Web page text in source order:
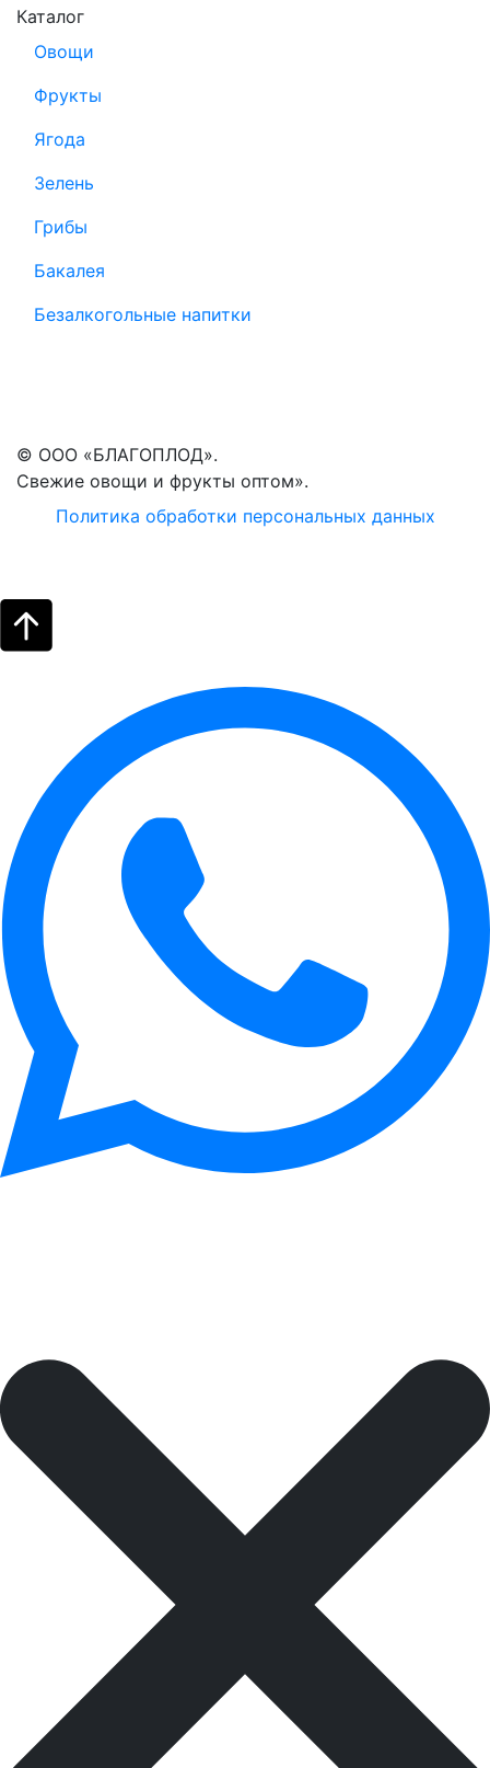
Каталог
Овощи
Фрукты
Ягода
Зелень
Грибы
Бакалея
Безалкогольные напитки
© ООО «БЛАГОПЛОД».
Свежие овощи и фрукты оптом».
Политика обработки персональных данных